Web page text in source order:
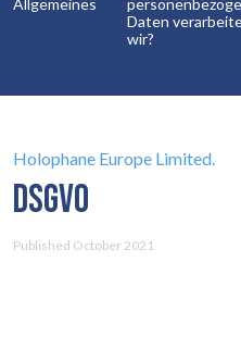
Allgemeines
Daten
wir?
Holophane Europe Limited.
DSGVO
Published October 2021